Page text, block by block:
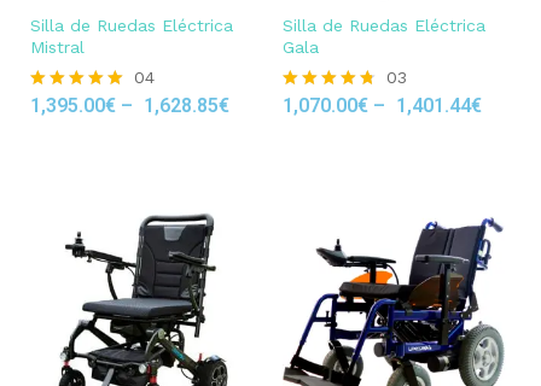
Silla de Ruedas Eléctrica
Mistral
Rated
04
1,395.00€ – 1,628.85€
Silla de Ruedas Eléctrica
Gala
Rated
03
1,070.00€ – 1,401.44€